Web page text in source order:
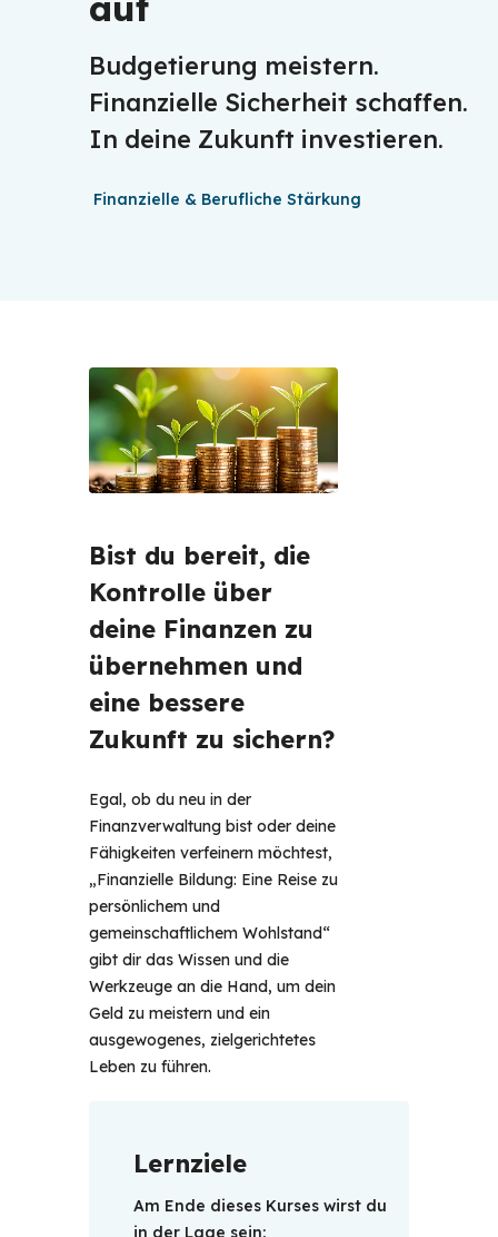
Budgetierung meistern.
Finanzielle Sicherheit schaffen.
In deine Zukunft investieren.
Finanzielle & Berufliche Stärkung
Bist du bereit, die
Kontrolle über
deine Finanzen zu
übernehmen und
eine bessere
Egal, ob du neu in der
Finanzverwaltung bist oder deine
Fähigkeiten verfeinern möchtest,
„Finanzielle Bildung: Eine Reise zu
persönlichem und
gemeinschaftlichem Wohlstand“
gibt dir das Wissen und die
Werkzeuge an die Hand, um dein
Geld zu meistern und ein
ausgewogenes, zielgerichtetes
Leben zu führen.
Lernziele
Am Ende dieses Kurses wirst du